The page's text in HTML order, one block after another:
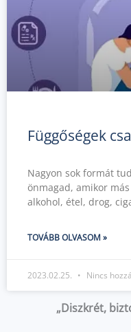
Függőségek
Nagyon sok formát
önmagad, amikor
alkohol, étel, drog,
TOVÁBB OLVASOM »
2023.02.25. Nincs
„Diszkrét,